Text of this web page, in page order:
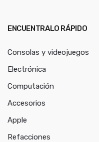
ENCUENTRALO RÁPIDO
Consolas y videojuegos
Electrónica
Computación
Accesorios
Apple
Refacciones